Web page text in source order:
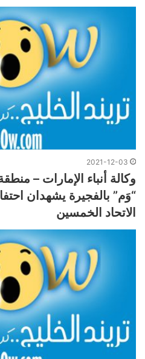
2021-12-03
وكالة أنباء الإمارات –
“وَم” بالفجيرة يشهدان
الاتحاد الخمسين